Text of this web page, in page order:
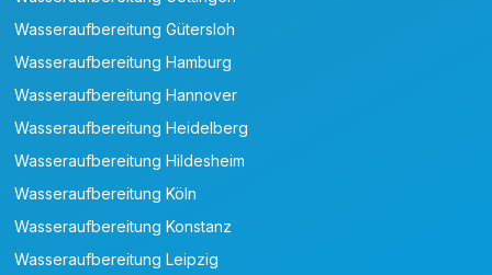
Wasseraufbereitung Gütersloh
Wasseraufbereitung Hamburg
Wasseraufbereitung Hannover
Wasseraufbereitung Heidelberg
Wasseraufbereitung Hildesheim
Wasseraufbereitung Köln
Wasseraufbereitung Konstanz
Wasseraufbereitung Leipzig